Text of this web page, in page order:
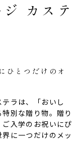
カステ
ひとつだけのオ
ラは、「おいし
別な贈り物。贈り
入学のお祝いにぴ
に一つだけのメッ